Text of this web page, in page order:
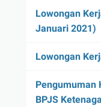
Lowongan
Januari 2021)
Lowongan
Pengumuman
BPJS